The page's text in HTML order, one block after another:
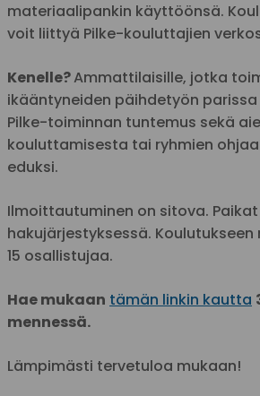
materiaalipankin käyttöönsä.
voit liittyä Pilke-kouluttajien
Kenelle?Ammattilaisille, jotka
ikääntyneiden päihdetyön
Pilke-toiminnan tuntemus sekä
kouluttamisesta tai ryhmien
eduksi.
Ilmoittautuminen on sitova.
hakujärjestyksessä.
15 osallistujaa.
Hae mukaan tämän linkin kautta
mennessä.
Lämpimästi tervetuloa mukaan!